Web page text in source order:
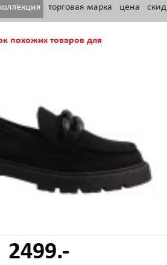
торговая марка цена
похожих товаров для
2499.-